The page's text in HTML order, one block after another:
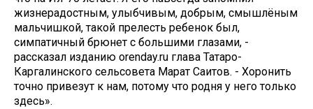
жизнерадостным, улыбчивым, добрым, смышлёным
мальчишкой, такой прелесть ребенок был,
симпатичный брюнет с большими глазами, -
рассказал изданию orenday.ru глава Татаро-
Каргалинского сельсовета Марат Саитов. - Хоронить
точно привезут к нам, потому что родня у него только
здесь».